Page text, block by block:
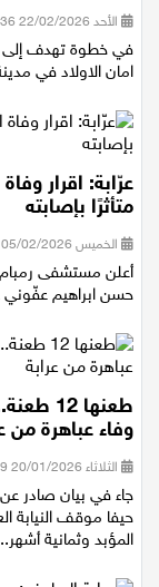
الأحد 22/02/2026 15:36
في خطوة تهدف إلى
امان الاولاد في
عرّابة: اقرار
متأثرًا بإصابته
الخميس 05/02/2026 17:39
أعلن مستشفى
حسن ابراهيم عفّوني
طعنها
وفاء عباهرة من
الثلاثاء 20/01/2026 21:59
جاء في بيان صادر عن
حيفا موقف النيابة
المؤبد وثمانية